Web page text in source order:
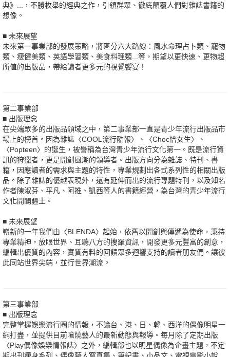
典》...，不勝枚舉的經典之作，引領群眾、徹底顛覆人們對雜誌書籍的
想像。
■ 未來展望
未來第一事業部的發展策略，將區分六大路線：風水命理占卜類、寵物
類、瘦健美類、英語學習類、美食料理類...等，期望以更快速、更物超
所值的出版品，帶給讀者更多元的視覺饗宴！
第二事業部
■ 出版理念
在尖端眾多的出版品領域之中，第二事業部一直是青少年流行出版品市
場上的榜首。因為雜誌〈COOL流行酷報〉、〈Choc恰女生〉、
〈Popteen〉的誕生，被譽稱為台灣青少年流行文化第一。既是流行資
訊的狩獵者，更是開創風潮的領導者。出版方向分為雜誌、特刊、書
籍，因應讀者的需求與主題的特性，專業規劃出各式系列性的相關出版
品。除了雜誌的優越表現外，還有延伸而出的流行專題特刊，以及知名
作者陳淑芬、平凡、阿推、凱西等人的書籍經營，為台灣的青少年流行
文化開闢疆土。
■ 未來展望
嶄新的一年我們由〈BLENDA〉起始，依舊以開創與傳遞為使命，秉持
專業精神，放眼世界、耳聽八方的搜羅資訊，開發更多元豐富的創意，
編輯出優質的內容，實質有料的回饋眾多迴響支持的讀者朋友們。讓彼
此同站世界尖端，並行世界潮流。
第三事業部
■ 出版理念
完整掌握娛樂流行圈的情報，不論台、港、日、韓、西洋的偶像明星一
網打盡，並提供目前嗆燒藝人的最新動態與報導。每月除了定期出版
〈Play偶像娛樂情報誌〉之外，編輯部也以明星偶像為企畫主題，不定